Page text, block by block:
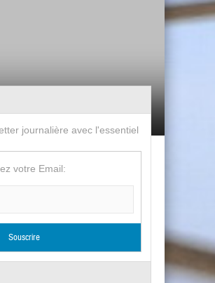
journalière avec l'essentiel
votre Email: